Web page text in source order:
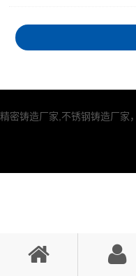
精密铸造厂家,不锈钢铸造厂家